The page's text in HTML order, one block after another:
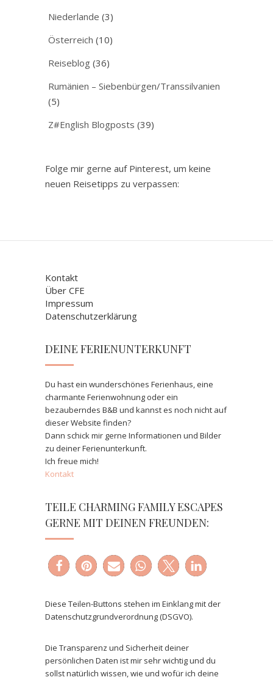
Niederlande (3)
Österreich (10)
Reiseblog (36)
Rumänien – Siebenbürgen/Transsilvanien
(5)
Z#English Blogposts (39)
Folge mir gerne auf Pinterest, um keine
neuen Reisetipps zu verpassen:
Kontakt
Über CFE
Impressum
Datenschutzerklärung
DEINE FERIENUNTERKUNFT
Du hast ein wunderschönes Ferienhaus, eine
charmante Ferienwohnung oder ein
bezauberndes B&B und kannst es noch nicht auf
dieser Website finden?
Dann schick mir gerne Informationen und Bilder
zu deiner Ferienunterkunft.
Ich freue mich!
Kontakt
TEILE CHARMING FAMILY ESCAPES
GERNE MIT DEINEN FREUNDEN:
Diese Teilen-Buttons stehen im Einklang mit der
Datenschutzgrundverordnung (DSGVO).
Die Transparenz und Sicherheit deiner
persönlichen Daten ist mir sehr wichtig und du
sollst natürlich wissen, wie und wofür ich deine